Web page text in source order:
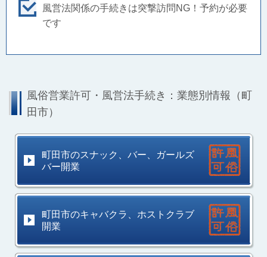
風営法関係の手続きは突撃訪問NG！予約が必要
です
風俗営業許可・風営法手続き：業態別情報（町
田市）
町田市のスナック、バー、ガールズ
バー開業
町田市のキャバクラ、ホストクラブ
開業